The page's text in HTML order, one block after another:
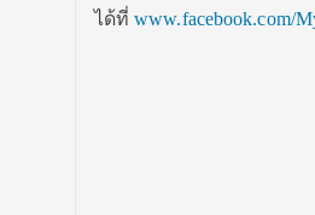
ได้ที่www.facebook.com/